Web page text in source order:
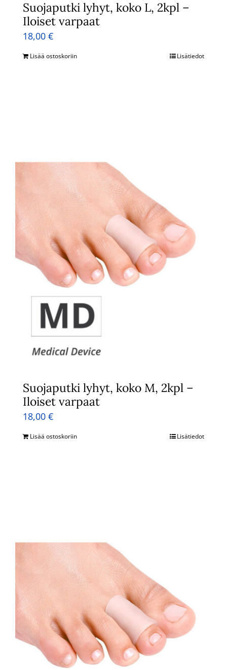
Suojaputki lyhyt, koko L, 2kpl –
Iloiset varpaat
18,00 €
Lisää ostoskoriin Lisätiedot
Suojaputki lyhyt, koko M, 2kpl –
Iloiset varpaat
18,00 €
Lisää ostoskoriin Lisätiedot